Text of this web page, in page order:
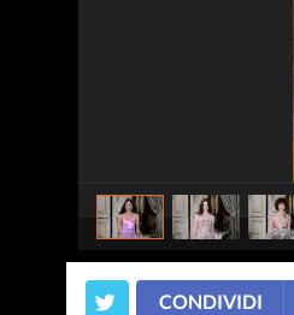
CONDIVIDI